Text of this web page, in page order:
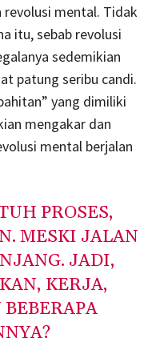
mental. Tidak
itu, sebab revolusi
sedemikian
patung seribu candi.
yang dimiliki
mengakar dan
mental berjalan
PROSES,
MESKI JALAN
JADI,
KERJA,